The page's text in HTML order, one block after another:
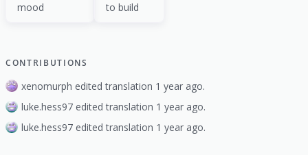
mood to build
CONTRIBUTIONS
xenomurph edited translation 1 year ago.
luke.hess97 edited translation 1 year ago.
luke.hess97 edited translation 1 year ago.